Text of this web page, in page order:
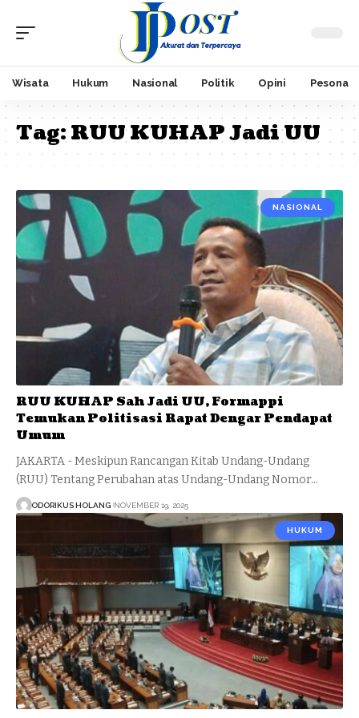
Wisata Hukum Nasional Politik Opini Pesona
Tag:RUU KUHAP Jadi UU
NASIONAL
RUU KUHAP Sah Jadi UU, Formappi
Temukan Politisasi Rapat Dengar Pendapat
Umum
JAKARTA - Meskipun Rancangan Kitab Undang-Undang
(RUU) Tentang Perubahan atas Undang-Undang Nomor…
ODORIKUS HOLANG NOVEMBER 19, 2025
HUKUM